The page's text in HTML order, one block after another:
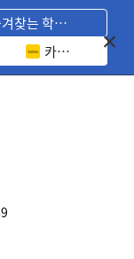
찾는 학교 모아보기
카카오톡 공유